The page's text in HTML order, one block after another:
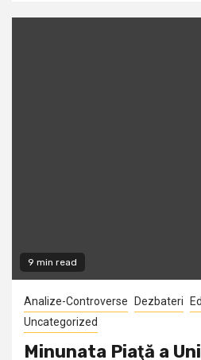
9 min read
Analize-Controverse Dezbateri
Uncategorized
Minunata Piaţă a